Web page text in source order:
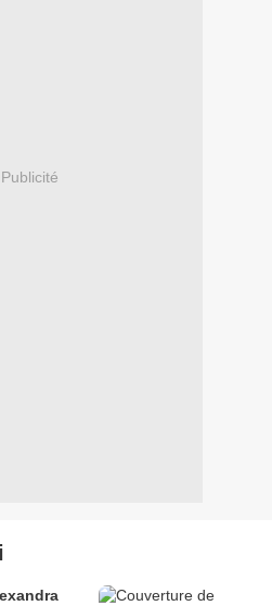
Publicité